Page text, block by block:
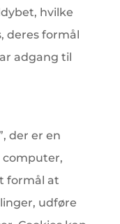
hvilke
deres formål
adgang til
der er en
computer,
formål at
udføre